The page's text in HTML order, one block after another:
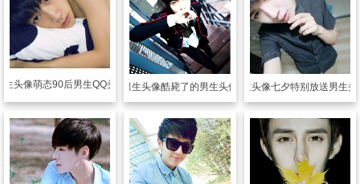
生头像萌态90后男生QQ头像 男生头像酷毙了的男生头像 男生头像七夕特别放送男生头